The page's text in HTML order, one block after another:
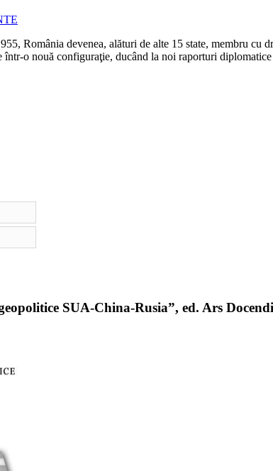
România devenea, alături de alte 15 state, membru
într-o nouă configuraţie, ducând la noi raporturi
SUA-China-Rusia”, ed. Ars